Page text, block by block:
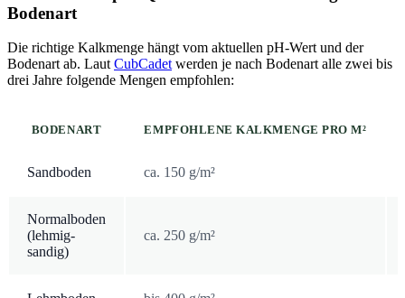
Bodenart
Die richtige Kalkmenge hängt vom aktuellen pH-Wert und der
Bodenart ab. Laut CubCadet werden je nach Bodenart alle zwei bis
drei Jahre folgende Mengen empfohlen:
BODENART EMPFOHLENE KALKMENGE PRO M²
Sandboden ca. 150 g/m²
Normalboden
(lehmig-
sandig)
ca. 250 g/m²